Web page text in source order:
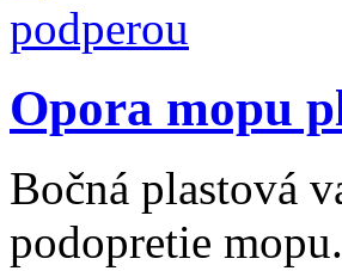
Opora mopu
Bočná plastová
podopretie mopu.